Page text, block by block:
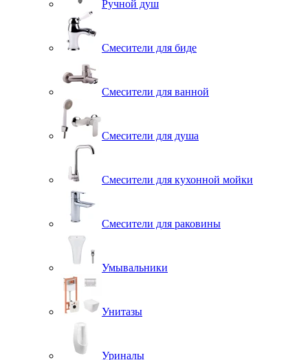
Ручной душ
Смесители для биде
Смесители для ванной
Смесители для душа
Смесители для кухонной мойки
Смесители для раковины
Умывальники
Унитазы
Уриналы